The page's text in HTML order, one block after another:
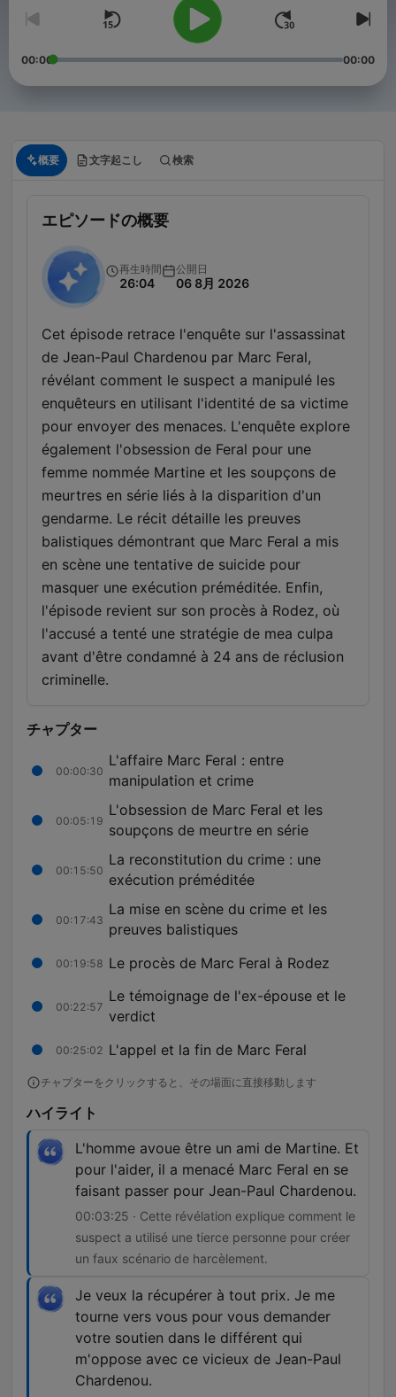
00:00 00:00
概要 文字起こし 検索
エピソードの概要
再生時間
26:04
公開日
06 8月 2026
Cet épisode retrace l'enquête sur l'assassinat
de Jean-Paul Chardenou par Marc Feral,
révélant comment le suspect a manipulé les
enquêteurs en utilisant l'identité de sa victime
pour envoyer des menaces. L'enquête explore
également l'obsession de Feral pour une
femme nommée Martine et les soupçons de
meurtres en série liés à la disparition d'un
gendarme. Le récit détaille les preuves
balistiques démontrant que Marc Feral a mis
en scène une tentative de suicide pour
masquer une exécution préméditée. Enfin,
l'épisode revient sur son procès à Rodez, où
l'accusé a tenté une stratégie de mea culpa
avant d'être condamné à 24 ans de réclusion
criminelle.
チャプター
00:00:30
L'affaire Marc Feral : entre
manipulation et crime
00:05:19
L'obsession de Marc Feral et les
soupçons de meurtre en série
00:15:50
La reconstitution du crime : une
exécution préméditée
00:17:43
La mise en scène du crime et les
preuves balistiques
00:19:58 Le procès de Marc Feral à Rodez
00:22:57
Le témoignage de l'ex-épouse et le
verdict
00:25:02 L'appel et la fin de Marc Feral
チャプターをクリックすると、その場面に直接移動します
ハイライト
L'homme avoue être un ami de Martine. Et
pour l'aider, il a menacé Marc Feral en se
faisant passer pour Jean-Paul Chardenou.
00:03:25 · Cette révélation explique comment le
suspect a utilisé une tierce personne pour créer
un faux scénario de harcèlement.
Je veux la récupérer à tout prix. Je me
tourne vers vous pour vous demander
votre soutien dans le différent qui
m'oppose avec ce vicieux de Jean-Paul
Chardenou.